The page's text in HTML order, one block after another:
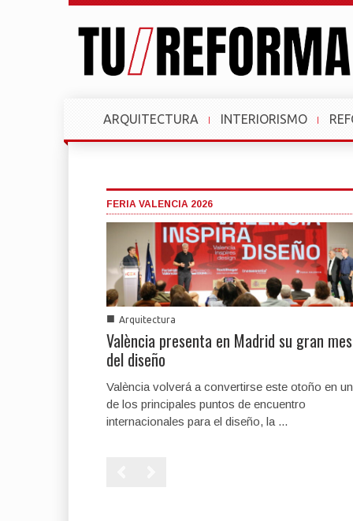
ARQUITECTURA INTERIORISMO
FERIA VALENCIA 2026
■ Arquitectura
València presenta en Madrid su gran mes
del diseño
València volverá a convertirse este otoño en
de los principales puntos de encuentro
internacionales para el diseño, la ...